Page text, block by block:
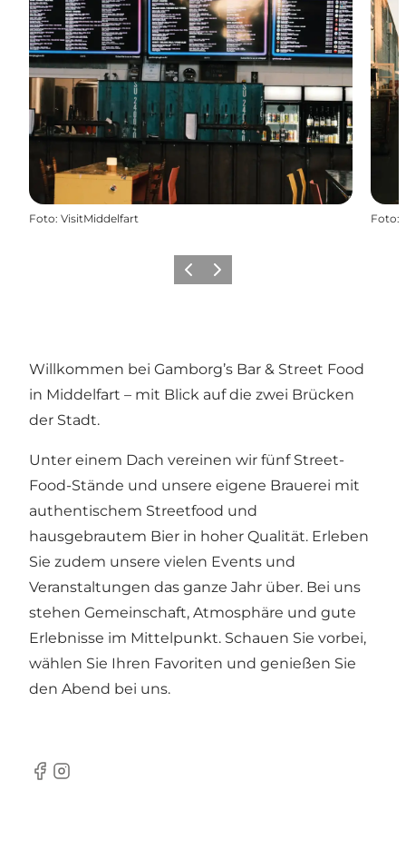
Foto: VisitMiddelfart Foto:
ZurückWeiter
Willkommen bei Gamborg’s Bar & Street Food
in Middelfart – mit Blick auf die zwei Brücken
der Stadt.
Unter einem Dach vereinen wir fünf Street-
Food-Stände und unsere eigene Brauerei mit
authentischem Streetfood und
hausgebrautem Bier in hoher Qualität. Erleben
Sie zudem unsere vielen Events und
Veranstaltungen das ganze Jahr über. Bei uns
stehen Gemeinschaft, Atmosphäre und gute
Erlebnisse im Mittelpunkt. Schauen Sie vorbei,
wählen Sie Ihren Favoriten und genießen Sie
den Abend bei uns.
Facebook
Instagram